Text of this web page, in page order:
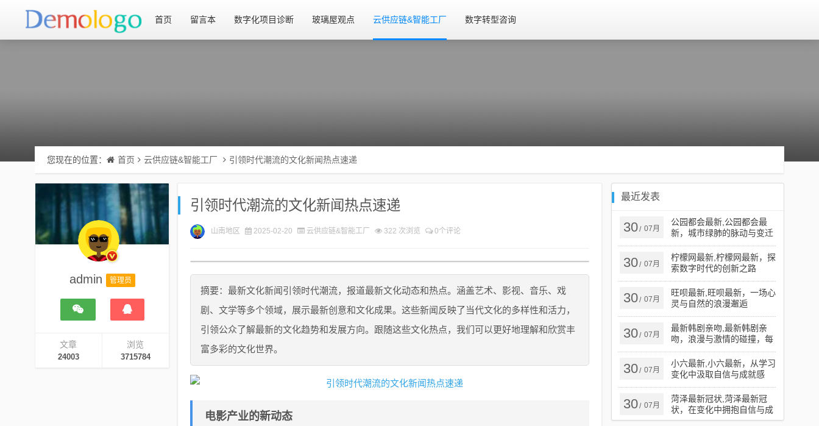
首页 留言本 数字化项目诊断 玻璃屋观点 云供应链&智能工厂 数字转型咨询
您现在的位置： 首页 云供应链&智能工厂 引领时代潮流的文化新闻热点速递
admin 管理员
文章
24003
浏览
3715784
引领时代潮流的文化新闻热点速递
山南地区 2025-02-20 云供应链&智能工厂 322 次浏览 0个评论
摘要：最新文化新闻引领时代潮流，报道最新文化动态和热点。涵盖艺术、影视、音乐、戏
剧、文学等多个领域，展示最新创意和文化成果。这些新闻反映了当代文化的多样性和活力，
引领公众了解最新的文化趋势和发展方向。跟随这些文化热点，我们可以更好地理解和欣赏丰
富多彩的文化世界。
电影产业的新动态
最近发表
30/ 07月
公园都会最新,公园都会最
新，城市绿肺的脉动与变迁
30/ 07月
柠檬网最新,柠檬网最新，探
索数字时代的创新之路
30/ 07月
旺呗最新,旺呗最新，一场心
灵与自然的浪漫邂逅
30/ 07月
最新韩剧亲吻,最新韩剧亲
吻，浪漫与激情的碰撞，每
一吻都让人心动不已！
30/ 07月
小六最新,小六最新，从学习
变化中汲取自信与成就感
30/ 07月
菏泽最新冠状,菏泽最新冠
状，在变化中拥抱自信与成
就